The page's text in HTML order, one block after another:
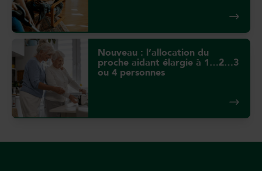
Nouveau : l’allocation du
proche aidant élargie à 1…2…3
ou 4 personnes